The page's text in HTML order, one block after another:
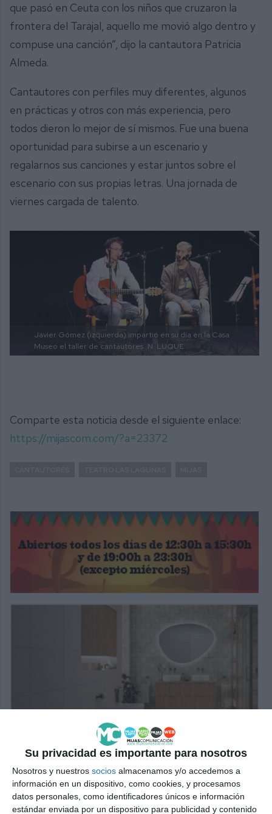
Su privacidad es importante para nosotros
Nosotros y nuestros socios almacenamos y/o accedemos a
información en un dispositivo, como cookies, y procesamos
datos personales, como identificadores únicos e información
estándar enviada por un dispositivo para publicidad y contenido
que pasó en Ceuta con los niños que cruzaron la
frontera del Tarajal, aquello me movió algo dentro y
compuse una canción”, dijo la cantautora Patricia
Almeda.
Cantautores con perfiles muy diferentes, algunos
en prácticas y otros con más experiencia, pero
todos dieron lo mejor de sí mismos. Fue una buena
oportunidad para subirse a un escenario y
regalarnos sus canciones y estar juntos sobre el
escenario con sus propias letras. Una jornada de
viernes cargada de talento.
Javier Gómez (izquierda) impartió en su día en la Casa
Museo el taller de cantautores. N. LUQUE
Comparte esta noticia desde el siguiente enlace:
https://mijascom.com/?a=23372